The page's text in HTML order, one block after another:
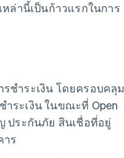
ล่านี้เป็นก้าวแรกในการ
ชำระเงิน โดยครอบคลุม
ระเงิน ในขณะที่ Open
ประกันภัย สินเชื่อที่อยู่
ร